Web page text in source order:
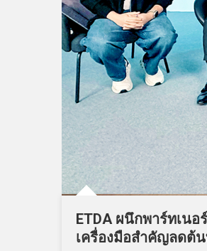
ETDA ผนึกพาร์ทเนอ
เครื่องมือสำคัญลดต้